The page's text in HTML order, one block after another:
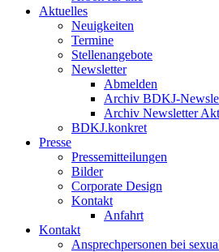
Aktuelles
Neuigkeiten
Termine
Stellenangebote
Newsletter
Abmelden
Archiv BDKJ-
Archiv Newsletter
BDKJ.konkret
Presse
Pressemitteilungen
Bilder
Corporate Design
Kontakt
Anfahrt
Kontakt
Ansprechpersonen bei